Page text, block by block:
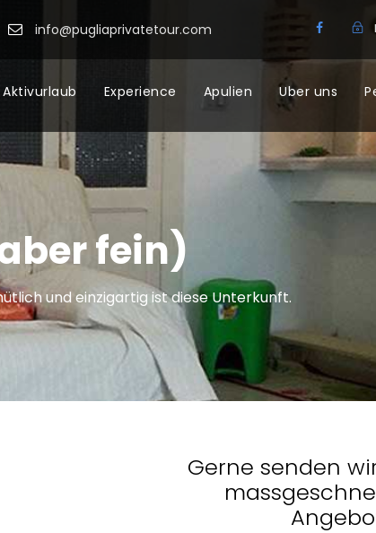
info@pugliaprivatetour.com
Aktivurlaub Experience Apulien Uber uns
fein)
und einzigartig ist diese Unterkunft.
Gerne senden